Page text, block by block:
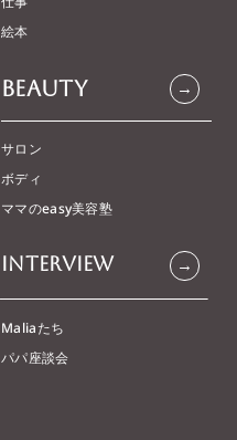
お出かけ
お得情報
仕事
→
サロン